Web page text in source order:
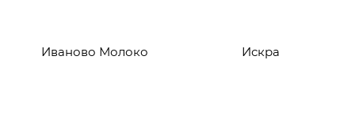
Иваново Молоко Искра